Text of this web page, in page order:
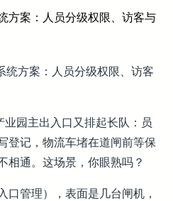
方案：人员分级权限、访客与
统方案：人员分级权限、访客
业园主出入口又排起长队：员
登记，物流车堵在道闸前等保
相通。这场景，你眼熟吗？
口管理），表面是几台闸机，